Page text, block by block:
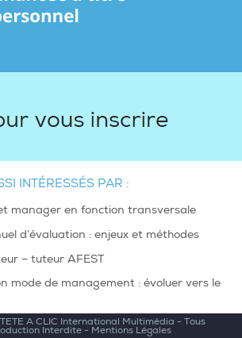
INTÉRESSÉS PAR :
manager en fonction transversale
d’évaluation : enjeux et méthodes
– tuteur AFEST
mode de management : évoluer vers le
TETE A CLIC International Multimédia - Tous
Interdite - Mentions Légales